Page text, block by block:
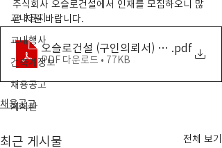
교내공지
교내행사
건축계정보
채용공고
게시판
주식회사 오슬로건설에서 인재를 모집하오니 많
은 지원 바랍니다.
오슬로건설 (구인의뢰서) (최종)
.pdf
PDF 다운로드 • 77KB
채용공고
최근 게시물 전체 보기